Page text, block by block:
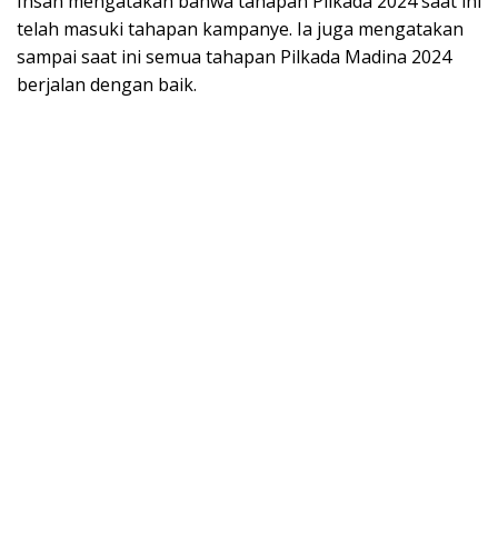
telah masuki tahapan kampanye. Ia juga mengatakan
sampai saat ini semua tahapan Pilkada Madina 2024
berjalan dengan baik.